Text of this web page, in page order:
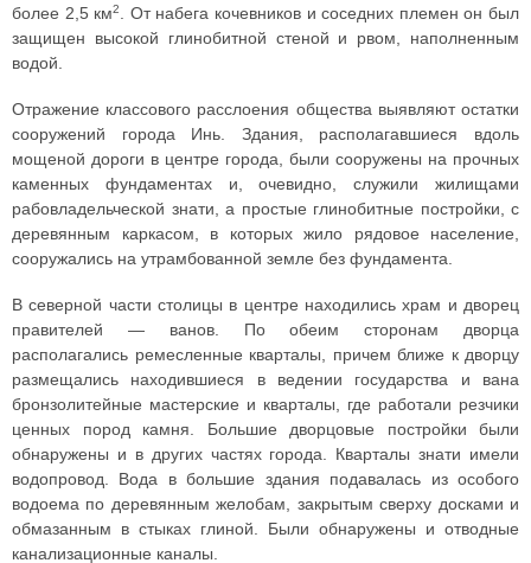
более 2,5 км2
. От набега кочевников и соседних племен он был
защищен высокой глинобитной стеной и рвом, наполненным
водой.
Отражение классового расслоения общества выявляют остатки
сооружений города Инь. Здания, располагавшиеся вдоль
мощеной дороги в центре города, были сооружены на прочных
каменных фундаментах и, очевидно, служили жилищами
рабовладельческой знати, а простые глинобитные постройки, с
деревянным каркасом, в которых жило рядовое население,
сооружались на утрамбованной земле без фундамента.
В северной части столицы в центре находились храм и дворец
правителей — ванов. По обеим сторонам дворца
располагались ремесленные кварталы, причем ближе к дворцу
размещались находившиеся в ведении государства и вана
бронзолитейные мастерские и кварталы, где работали резчики
ценных пород камня. Большие дворцовые постройки были
обнаружены и в других частях города. Кварталы знати имели
водопровод. Вода в большие здания подавалась из особого
водоема по деревянным желобам, закрытым сверху досками и
обмазанным в стыках глиной. Были обнаружены и отводные
канализационные каналы.